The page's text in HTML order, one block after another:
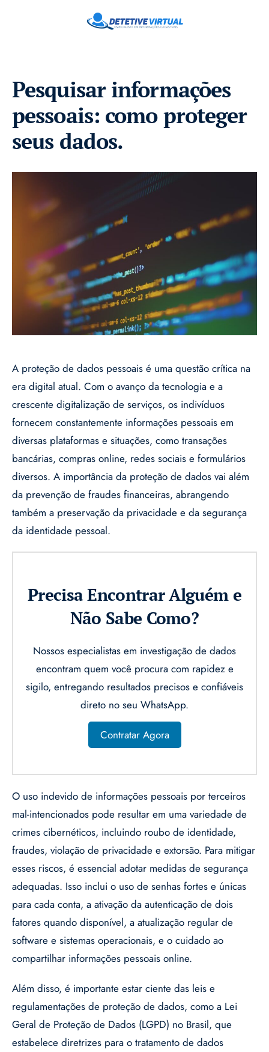
Pesquisar informações
pessoais: como proteger
seus dados.
A proteção de dados pessoais é uma questão crítica na
era digital atual. Com o avanço da tecnologia e a
crescente digitalização de serviços, os indivíduos
fornecem constantemente informações pessoais em
diversas plataformas e situações, como transações
bancárias, compras online, redes sociais e formulários
diversos. A importância da proteção de dados vai além
da prevenção de fraudes financeiras, abrangendo
também a preservação da privacidade e da segurança
da identidade pessoal.
Precisa Encontrar Alguém e
Não Sabe Como?
Nossos especialistas em investigação de dados
encontram quem você procura com rapidez e
sigilo, entregando resultados precisos e confiáveis
direto no seu WhatsApp.
Contratar Agora
O uso indevido de informações pessoais por terceiros
mal-intencionados pode resultar em uma variedade de
crimes cibernéticos, incluindo roubo de identidade,
fraudes, violação de privacidade e extorsão. Para mitigar
esses riscos, é essencial adotar medidas de segurança
adequadas. Isso inclui o uso de senhas fortes e únicas
para cada conta, a ativação da autenticação de dois
fatores quando disponível, a atualização regular de
software e sistemas operacionais, e o cuidado ao
compartilhar informações pessoais online.
Além disso, é importante estar ciente das leis e
regulamentações de proteção de dados, como a Lei
Geral de Proteção de Dados (LGPD) no Brasil, que
estabelece diretrizes para o tratamento de dados